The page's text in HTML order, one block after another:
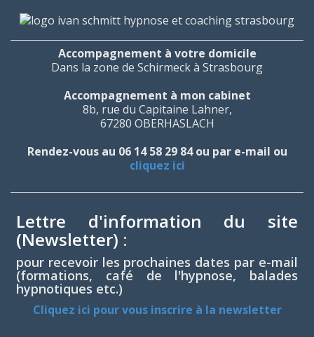
Accompagnement à votre domicile
Dans la zone de Schirmeck à Strasbourg
Accompagnement à mon cabinet
8b, rue du Capitaine Lahner,
67280 OBERHASLACH
Rendez-vous au 06 14 58 29 84 ou par e-mail ou
cliquez ici
Lettre d'information du site
(Newsletter) :
pour recevoir les prochaines dates par e-mail
(formations, café de l'hypnose, balades
hypnotiques etc.)
Cliquez ici pour vous inscrire à la newsletter